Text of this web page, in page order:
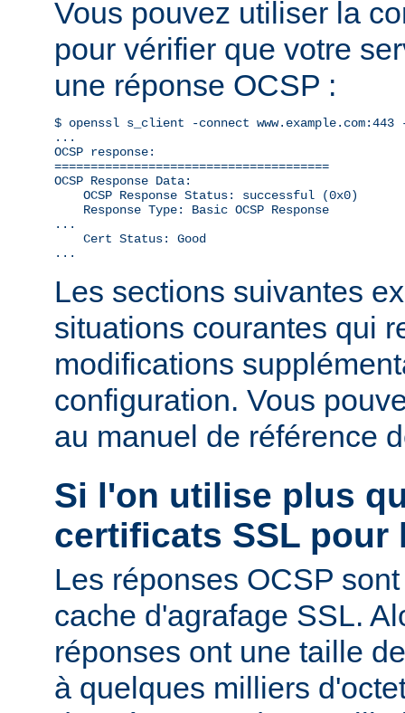
Vous pouvez utiliser la
pour vérifier que votre
une réponse OCSP :
$ openssl s_client -connect www.example.com:443
...
OCSP response:
======================================
OCSP Response Data:
    OCSP Response Status: successful (0x0)
    Response Type: Basic OCSP Response
...
    Cert Status: Good
...
Les sections suivantes
situations courantes qui
modifications
configuration. Vous
au manuel de référence
Si l'on utilise plus
certificats SSL pour
Les réponses OCSP
cache d'agrafage SSL.
réponses ont une taille
à quelques milliers